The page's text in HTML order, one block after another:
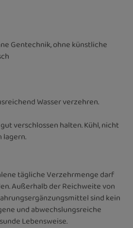
Gentechnik, ohne künstliche
Wasser verzehren.
verschlossen halten. Kühl, nicht
lagern.
tägliche Verzehrmenge darf
Außerhalb der Reichweite von
sind kein
und abwechslungsreiche
Lebensweise.